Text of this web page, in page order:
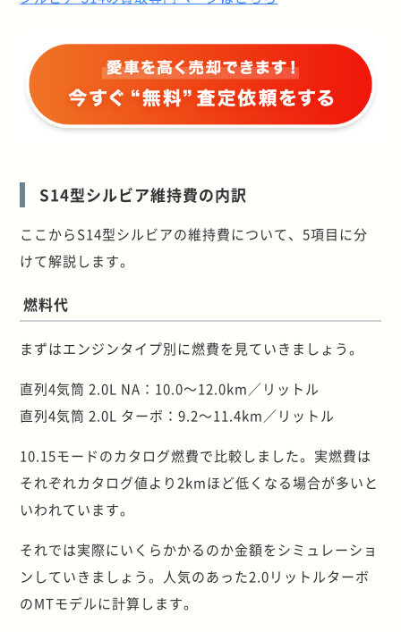
S14型シルビア維持費の内訳
ここからS14型シルビアの維持費について、5項目に分
けて解説します。
燃料代
まずはエンジンタイプ別に燃費を見ていきましょう。
直列4気筒 2.0L NA：10.0～12.0km／リットル
直列4気筒 2.0L ターボ：9.2～11.4km／リットル
10.15モードのカタログ燃費で比較しました。実燃費は
それぞれカタログ値より2kmほど低くなる場合が多いと
いわれています。
それでは実際にいくらかかるのか金額をシミュレーショ
ンしていきましょう。人気のあった2.0リットルターボ
のMTモデルに計算します。